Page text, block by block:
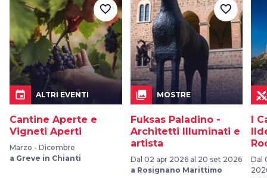
event ALTRI EVENTI
Cantine Aperte e
Vigneti Aperti
Marzo - Dicembre
a Greve in Chianti
favorite_border
collections MOSTRE
Fuksas Paladino -
Architetti Illuminati e
artista
Dal 02 apr 2026 al 20 set 2026
a Rosignano Marittimo
favorite_border
I
Dal